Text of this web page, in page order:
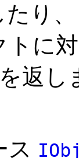
り
トに
を返し
ス